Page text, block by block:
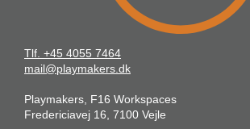
Tlf. +45 4055 7464
mail@playmakers.dk
Playmakers, F16 Workspaces
Fredericiavej 16, 7100 Vejle